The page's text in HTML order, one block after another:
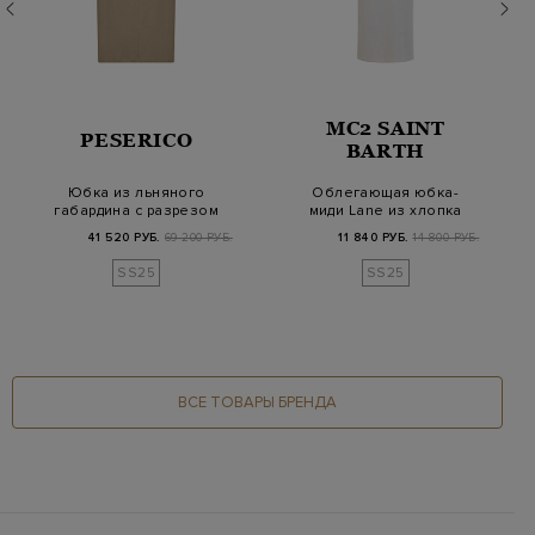
PESERICO
Юбка из льняного
габардина с разрезом
41 520 РУБ. 69 200 РУБ.
SS25
MC2 SAINT
BARTH
Облегающая юбка-
миди Lane из хлопка
11 840 РУБ. 14 800 РУБ.
SS25
ВСЕ ТОВАРЫ БРЕНДА